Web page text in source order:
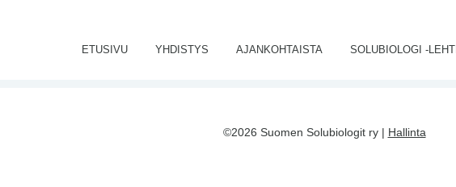
ETUSIVU YHDISTYS AJANKOHTAISTA SOLUBIOLOGI -LEHTI
©2026 Suomen Solubiologit ry | Hallinta